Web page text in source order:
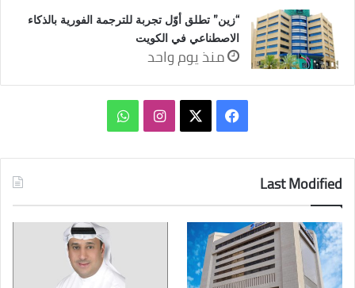
“زين” تطلق أوّل تجربة للترجمة الفورية بالذكاء
الاصطناعي في الكويت
منذ يوم واحد
فيسبوك انستقرامواتساب
Last Modified